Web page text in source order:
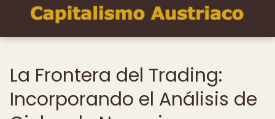
La Frontera del Trading:
Incorporando el Análisis de